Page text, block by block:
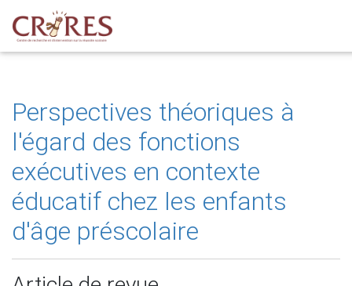
Perspectives théoriques à
l'égard des fonctions
exécutives en contexte
éducatif chez les enfants
d'âge préscolaire